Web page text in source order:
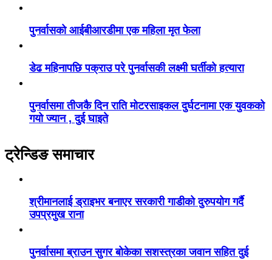
पुनर्वासको आईबीआरडीमा एक महिला मृत फेला
डेढ महिनापछि पक्राउ परे पुनर्वासकी लक्ष्मी घर्तीको हत्यारा
पुनर्वासमा तीजकै दिन राति मोटरसाइकल दुर्घटनामा एक युवकको
गयो ज्यान , दुई घाइते
ट्रेन्डिङ समाचार
श्रीमानलाई ड्राइभर बनाएर सरकारी गाडीको दुरुपयोग गर्दै
उपप्रमुख राना
पुनर्वासमा ब्राउन सुगर बोकेका सशस्त्रका जवान सहित दुई